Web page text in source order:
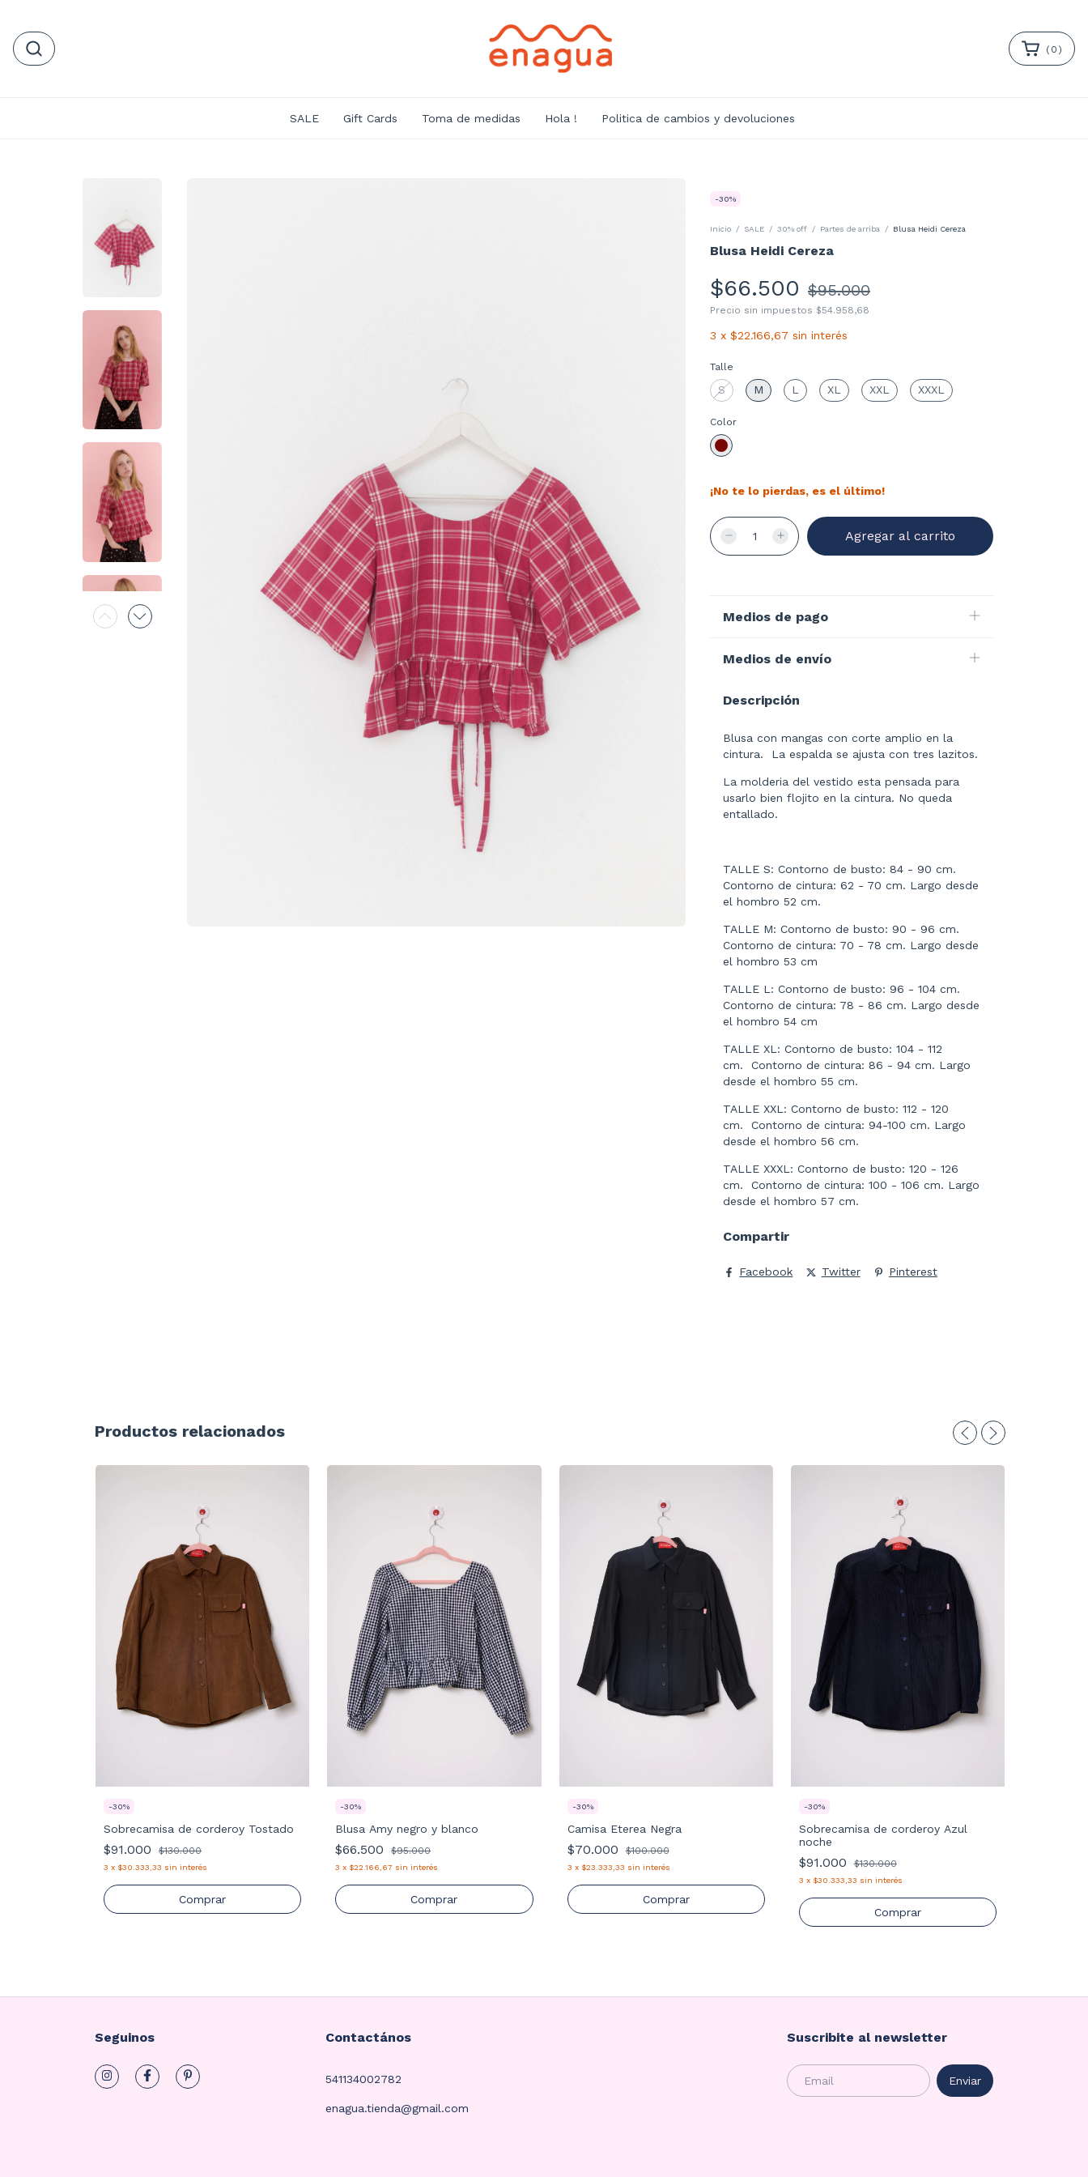
( 0 )
SALE Gift Cards Toma de medidas Hola ! Politica de cambios y devoluciones
-30%
Inicio / SALE / 30% off / Partes de arriba / Blusa Heidi Cereza
Blusa Heidi Cereza
$66.500 $95.000
Precio sin impuestos $54.958,68
3 x $22.166,67 sin interés
Talle
S M L XL XXL XXXL
Color
¡No te lo pierdas, es el último!
Medios de pago
Medios de envío
Descripción
Blusa con mangas con corte amplio en la
cintura. La espalda se ajusta con tres lazitos.
La molderia del vestido esta pensada para
usarlo bien flojito en la cintura. No queda
entallado.
TALLE S: Contorno de busto: 84 - 90 cm.
Contorno de cintura: 62 - 70 cm. Largo desde
el hombro 52 cm.
TALLE M: Contorno de busto: 90 - 96 cm.
Contorno de cintura: 70 - 78 cm. Largo desde
el hombro 53 cm
TALLE L: Contorno de busto: 96 - 104 cm.
Contorno de cintura: 78 - 86 cm. Largo desde
el hombro 54 cm
TALLE XL: Contorno de busto: 104 - 112
cm. Contorno de cintura: 86 - 94 cm. Largo
desde el hombro 55 cm.
TALLE XXL: Contorno de busto: 112 - 120
cm. Contorno de cintura: 94-100 cm. Largo
desde el hombro 56 cm.
TALLE XXXL: Contorno de busto: 120 - 126
cm. Contorno de cintura: 100 - 106 cm. Largo
desde el hombro 57 cm.
Compartir
Facebook Twitter Pinterest
Productos relacionados
-30%
Sobrecamisa de corderoy Tostado
$91.000 $130.000
3 x $30.333,33 sin interés
Comprar
-30%
Blusa Amy negro y blanco
$66.500 $95.000
3 x $22.166,67 sin interés
Comprar
-30%
Camisa Eterea Negra
$70.000 $100.000
3 x $23.333,33 sin interés
Comprar
-30%
Sobrecamisa de corderoy Azul
noche
$91.000 $130.000
3 x $30.333,33 sin interés
Comprar
Seguinos Contactános
541134002782
enagua.tienda@gmail.com
Suscribite al newsletter